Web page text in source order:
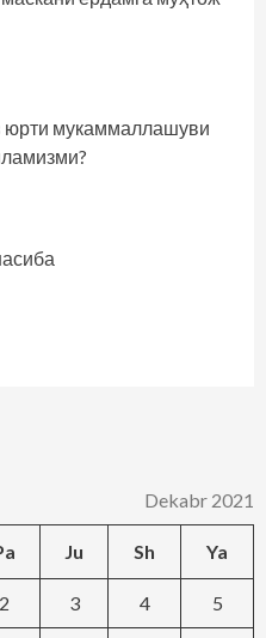
юрти мукаммаллашуви
Dekabr 2021
Ju Sh Ya
2 3 4 5